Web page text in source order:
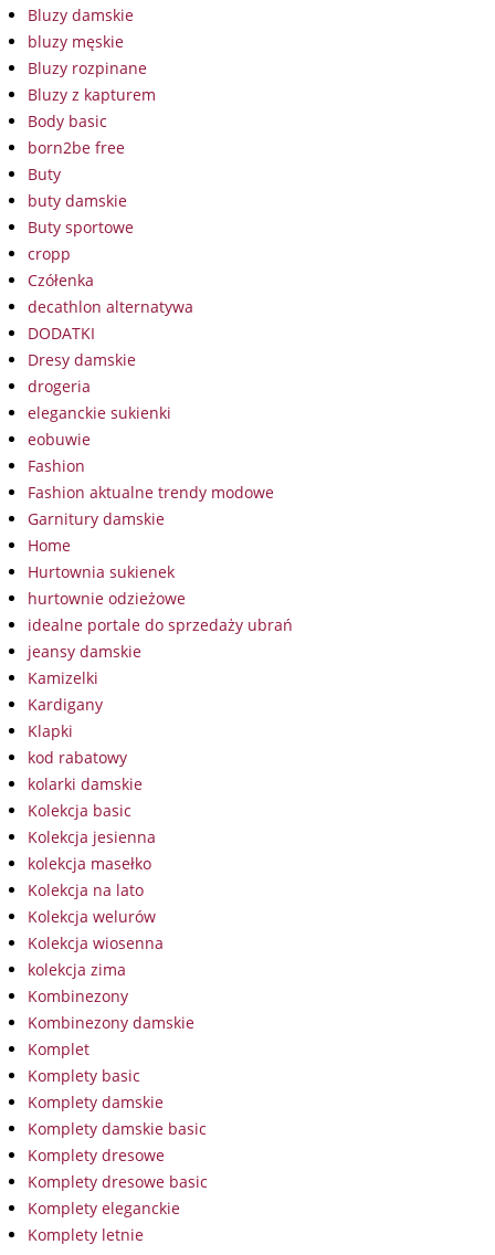
Bluzy damskie
bluzy męskie
Bluzy rozpinane
Bluzy z kapturem
Body basic
born2be free
Buty
buty damskie
Buty sportowe
cropp
Czółenka
decathlon alternatywa
DODATKI
Dresy damskie
drogeria
eleganckie sukienki
eobuwie
Fashion
Fashion aktualne trendy modowe
Garnitury damskie
Home
Hurtownia sukienek
hurtownie odzieżowe
idealne portale do sprzedaży ubrań
jeansy damskie
Kamizelki
Kardigany
Klapki
kod rabatowy
kolarki damskie
Kolekcja basic
Kolekcja jesienna
kolekcja masełko
Kolekcja na lato
Kolekcja welurów
Kolekcja wiosenna
kolekcja zima
Kombinezony
Kombinezony damskie
Komplet
Komplety basic
Komplety damskie
Komplety damskie basic
Komplety dresowe
Komplety dresowe basic
Komplety eleganckie
Komplety letnie